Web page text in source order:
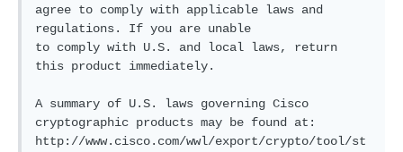
agree to comply with applicable laws and
regulations. If you are unable
to comply with U.S. and local laws, return
this product immediately.
A summary of U.S. laws governing Cisco
cryptographic products may be found at:
http://www.cisco.com/wwl/export/crypto/tool/st